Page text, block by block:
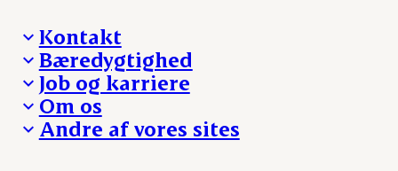
Kontakt
Besøg Danish Crown
Presse og nyheder
Reklamationer
Whistleblower
Øvrige henvendelser
Bæredygtighed
Fra jord til bord
Hverdagen
Ansvarlighed og nøgletal
Job og karriere
Arbejd med os
Ledige stillinger
Om os
Hvem er vi
Andre af vores sites